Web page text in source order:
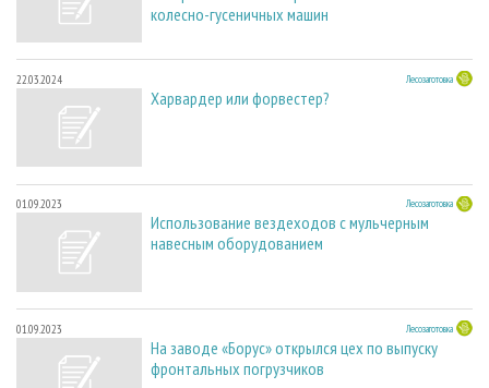
колесно-гусеничных машин
22.03.2024 Лесозаготовка
Харвардер или форвестер?
01.09.2023 Лесозаготовка
Использование вездеходов с мульчерным
навесным оборудованием
01.09.2023 Лесозаготовка
На заводе «Борус» открылся цех по выпуску
фронтальных погрузчиков